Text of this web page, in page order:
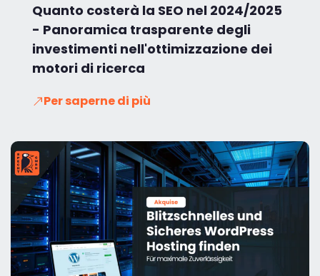
Quanto costerà la SEO nel 2024/2025
- Panoramica trasparente degli
investimenti nell'ottimizzazione dei
motori di ricerca
Per saperne di più